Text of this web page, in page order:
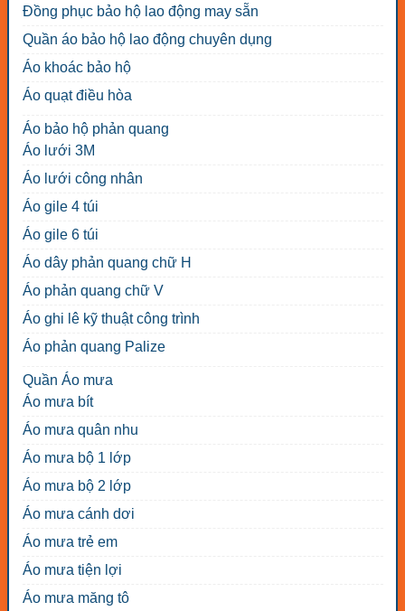
Đồng phục bảo hộ lao động may sẵn
Quần áo bảo hộ lao động chuyên dụng
Áo khoác bảo hộ
Áo quạt điều hòa
Áo bảo hộ phản quang
Áo lưới 3M
Áo lưới công nhân
Áo gile 4 túi
Áo gile 6 túi
Áo dây phản quang chữ H
Áo phản quang chữ V
Áo ghi lê kỹ thuật công trình
Áo phản quang Palize
Quần Áo mưa
Áo mưa bít
Áo mưa quân nhu
Áo mưa bộ 1 lớp
Áo mưa bộ 2 lớp
Áo mưa cánh dơi
Áo mưa trẻ em
Áo mưa tiện lợi
Áo mưa măng tô